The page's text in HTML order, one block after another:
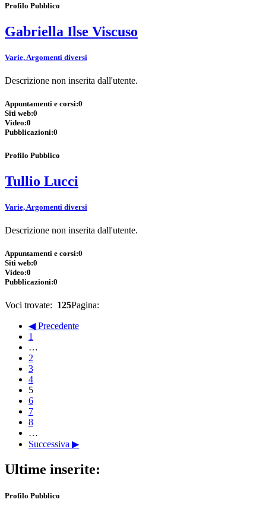
Profilo Pubblico
Gabriella Ilse Viscuso
Varie, Argomenti diversi
Descrizione non inserita dall'utente.
Appuntamenti e corsi:0
Siti web:0
Video:0
Pubblicazioni:0
Profilo Pubblico
Tullio Lucci
Varie, Argomenti diversi
Descrizione non inserita dall'utente.
Appuntamenti e corsi:0
Siti web:0
Video:0
Pubblicazioni:0
Voci trovate: 125Pagina:
◀ Precedente
1
…
2
3
4
5
6
7
8
…
Successiva ▶
Ultime inserite:
Profilo Pubblico